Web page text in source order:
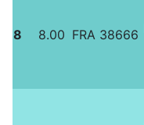
8 8.00 FRA 38666